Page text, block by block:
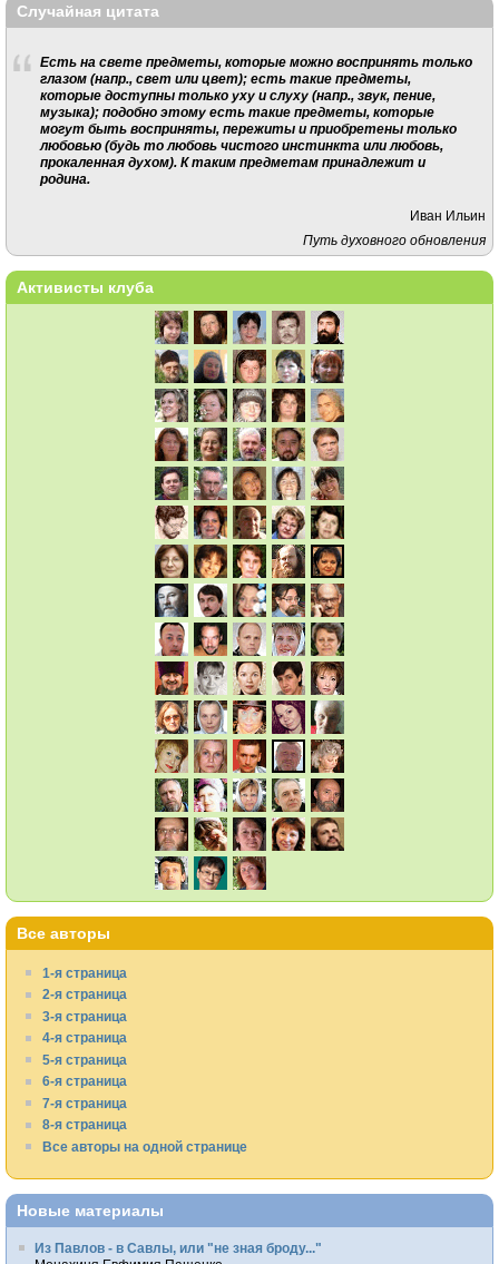
Случайная цитата
Есть на свете предметы, которые можно воспринять только
глазом (напр., свет или цвет); есть такие предметы,
которые доступны только уху и слуху (напр., звук, пение,
музыка); подобно этому есть такие предметы, которые
могут быть восприняты, пережиты и приобретены только
любовью (будь то любовь чистого инстинкта или любовь,
прокаленная духом). К таким предметам при­надлежит и
родина.
Иван Ильин
Путь духовного обновления
Активисты клуба
Все авторы
1-я страница
2-я страница
3-я страница
4-я страница
5-я страница
6-я страница
7-я страница
8-я страница
Все авторы на одной странице
Новые материалы
Из Павлов - в Савлы, или "не зная броду..."